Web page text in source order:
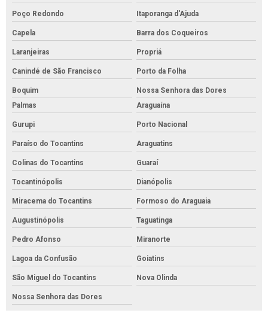
Poço Redondo Itaporanga d'Ajuda
Capela Barra dos Coqueiros
Laranjeiras Propriá
Canindé de São Francisco Porto da Folha
Boquim
Nossa Senhora das Dores
Palmas
Araguaína
Gurupi Porto Nacional
Paraíso do Tocantins Araguatins
Colinas do Tocantins Guaraí
Tocantinópolis Dianópolis
Miracema do Tocantins Formoso do Araguaia
Augustinópolis Taguatinga
Pedro Afonso Miranorte
Lagoa da Confusão Goiatins
São Miguel do Tocantins Nova Olinda
Nossa Senhora das Dores